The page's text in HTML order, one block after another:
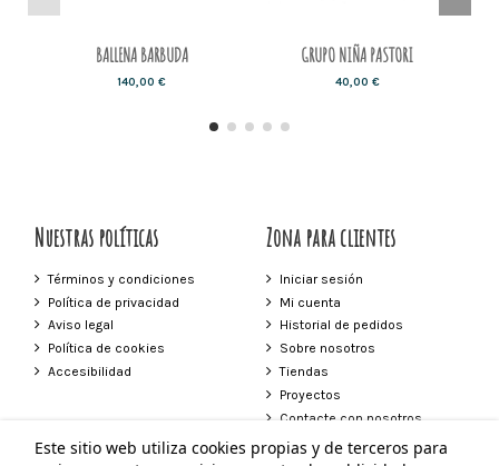
BALLENA BARBUDA
140,00 €
GRUPO NIÑA PASTORI
40,00 €
Nuestras políticas
Términos y condiciones
Política de privacidad
Aviso legal
Política de cookies
Accesibilidad
Zona para clientes
Iniciar sesión
Mi cuenta
Historial de pedidos
Sobre nosotros
Tiendas
Proyectos
Contacte con nosotros
Contacto
Este sitio web utiliza cookies propias y de terceros para